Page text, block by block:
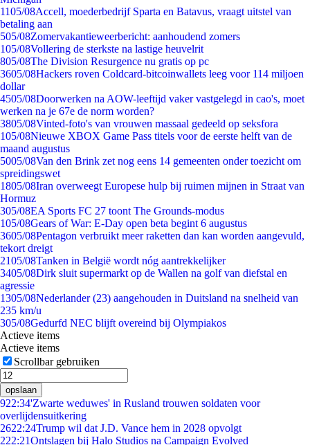
1105/08Accell, moederbedrijf Sparta en Batavus, vraagt uitstel van
betaling aan
505/08Zomervakantieweerbericht: aanhoudend zomers
105/08Vollering de sterkste na lastige heuvelrit
805/08The Division Resurgence nu gratis op pc
3605/08Hackers roven Coldcard-bitcoinwallets leeg voor 114 miljoen
dollar
4505/08Doorwerken na AOW-leeftijd vaker vastgelegd in cao's, moet
werken na je 67e de norm worden?
3805/08Vinted-foto's van vrouwen massaal gedeeld op seksfora
105/08Nieuwe XBOX Game Pass titels voor de eerste helft van de
maand augustus
5005/08Van den Brink zet nog eens 14 gemeenten onder toezicht om
spreidingswet
1805/08Iran overweegt Europese hulp bij ruimen mijnen in Straat van
Hormuz
305/08EA Sports FC 27 toont The Grounds-modus
105/08Gears of War: E-Day open beta begint 6 augustus
3605/08Pentagon verbruikt meer raketten dan kan worden aangevuld,
tekort dreigt
2105/08Tanken in België wordt nóg aantrekkelijker
3405/08Dirk sluit supermarkt op de Wallen na golf van diefstal en
agressie
1305/08Nederlander (23) aangehouden in Duitsland na snelheid van
235 km/u
305/08Gedurfd NEC blijft overeind bij Olympiakos
Actieve items
Actieve items
Scrollbar gebruiken
opslaan
922:34'Zwarte weduwes' in Rusland trouwen soldaten voor
overlijdensuitkering
2622:24Trump wil dat J.D. Vance hem in 2028 opvolgt
222:21Ontslagen bij Halo Studios na Campaign Evolved